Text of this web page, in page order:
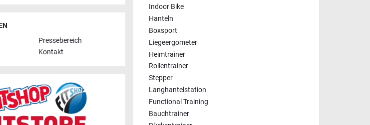
Pressebereich
Kontakt
Indoor Bike
Hanteln
Boxsport
Liegeergometer
Heimtrainer
Rollentrainer
Stepper
Langhantelstation
Functional Training
Bauchtrainer